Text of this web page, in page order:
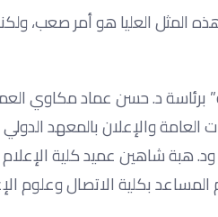
المثل العليا هو أمر صعب،
برئاسة د. حسن عماد مكاوي
والإعلان بالمعهد الدولي
ود. هبة شاهين عميد كلية
المساعد بكلية الاتصال وعلوم